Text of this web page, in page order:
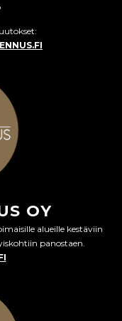
OY
alueille kestäviin
panostaen.